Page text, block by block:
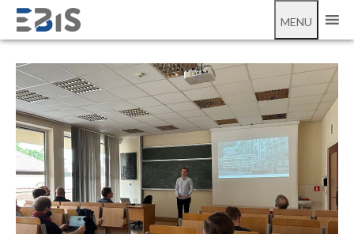
MENU
V Spotkanie Krakowskiej Grupy Power BI